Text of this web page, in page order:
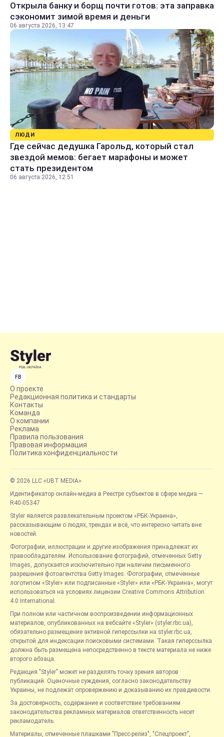
Открыла банку и борщ почти готов: эта заправка
сэкономит зимой время и деньги
06 августа 2026, 13:47
ЛЮДИ
Где сейчас дедушка Гарольд, который стал
звездой мемов: бегает марафоны и может
стать президентом
06 августа 2026, 12:51
FB
О проекте
Редакционная политика и стандарты
Контакты
Команда
О компании
Реклама
Правила пользования
Правовая информация
Политика конфиденциальности
© 2026 LLC «UBT MEDIA»
Идентификатор онлайн-медиа в Реестре субъектов в сфере медиа —
R40-05347
Styler является развлекательным проектом «РБК-Украина»,
рассказывающим о людях, трендах и всё, что интересно читать вне
новостей.
Фотографии, иллюстрации и другие изображения принадлежат их
правообладателям. Использование фотографий, отмеченных Getty
Images, допускается исключительно при наличии письменного
разрешения фотоагентства Getty Images. Фотографии, отмеченные
логотипом «Styler» или подписанные «Styler» или «РБК-Украина», могут
использоваться на условиях лицензии Creative Commons Attribution
4.0 International.
При полном или частичном воспроизведении информационных
материалов, опубликованных на вебсайте «Styler» (styler.rbc.ua),
обязательно размещение активной гиперссылки на styler.rbc.ua,
открытой для индексации поисковыми системами. Такая гиперссылка
должна быть размещена непосредственно в тексте материала не ниже
второго абзаца.
Редакция "Styler" может не разделять точку зрения авторов
публикаций. Оценочные суждения, согласно законодательству
Украины, не подлежат опровержению и доказыванию их правдивости.
За достоверность, содержание и соответствие требованиям
законодательства рекламных материалов ответственность несет
рекламодатель.
Материалы, отмеченные плашками "Пресс-релиз", "Спецпроект",